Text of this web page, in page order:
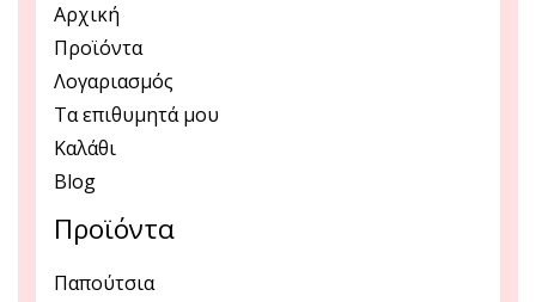
Αρχική
Προϊόντα
Λογαριασμός
Τα επιθυμητά μου
Καλάθι
Blog
Προϊόντα
Παπούτσια